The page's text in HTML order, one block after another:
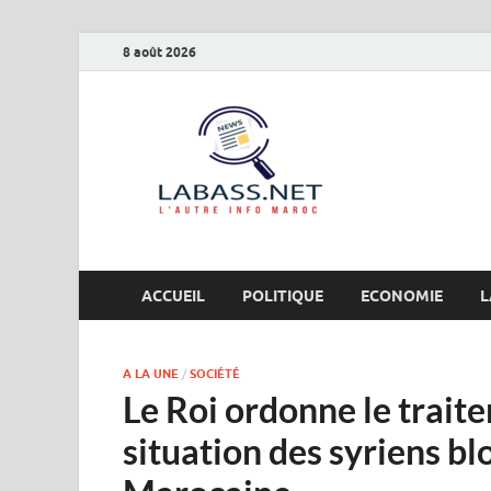
8 août 2026
ACCUEIL POLITIQUE ECONOMIE
A LA UNE / SOCIÉTÉ
Le Roi ordonne le
situation des syriens